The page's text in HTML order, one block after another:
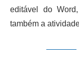
editável do
também a